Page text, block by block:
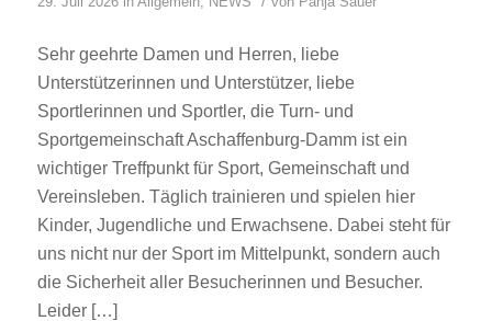
Sehr geehrte Damen und Herren, liebe
Unterstützerinnen und Unterstützer, liebe
Sportlerinnen und Sportler, die Turn- und
Sportgemeinschaft Aschaffenburg-Damm ist ein
wichtiger Treffpunkt für Sport, Gemeinschaft und
Vereinsleben. Täglich trainieren und spielen hier
Kinder, Jugendliche und Erwachsene. Dabei steht für
uns nicht nur der Sport im Mittelpunkt, sondern auch
die Sicherheit aller Besucherinnen und Besucher.
Leider […]